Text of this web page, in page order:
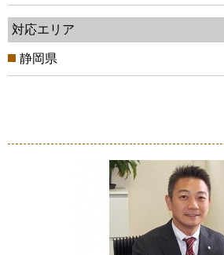
対応エリア
静岡県